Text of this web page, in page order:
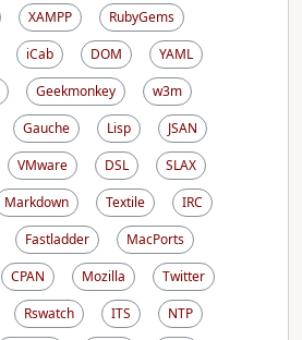
XAMPP
RubyGems
iCab DOM
YAML
Geekmonkey
w3m
Gauche Lisp
JSAN
VMware DSL
SLAX
Markdown Textile
IRC
Fastladder
MacPorts
CPAN Mozilla
Twitter
Rswatch ITS
NTP